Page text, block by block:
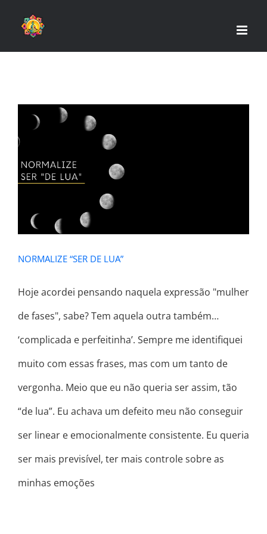
NORMALIZE “SER DE LUA”
NORMALIZE “SER DE LUA”
Hoje acordei pensando naquela expressão "mulher
de fases", sabe? Tem aquela outra também…
‘complicada e perfeitinha’. Sempre me identifiquei
muito com essas frases, mas com um tanto de
vergonha. Meio que eu não queria ser assim, tão
“de lua”. Eu achava um defeito meu não conseguir
ser linear e emocionalmente consistente. Eu queria
ser mais previsível, ter mais controle sobre as
minhas emoções